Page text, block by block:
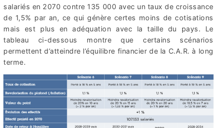
salariés en 2070 contre 135 000 avec un taux de croissance
de 1,5% par an, ce qui génère certes moins de cotisations
mais est plus en adéquation avec la taille du pays. Le
tableau ci-dessous montre que certains scénarios
permettent d’atteindre l’équilibre financier de la C.A.R. à long
terme.